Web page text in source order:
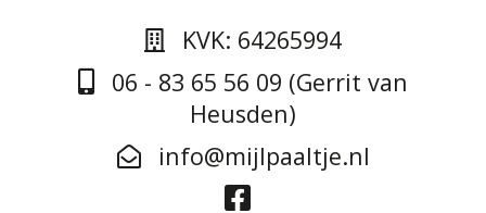
KVK: 64265994
06 - 83 65 56 09 (Gerrit van
Heusden)
info@mijlpaaltje.nl